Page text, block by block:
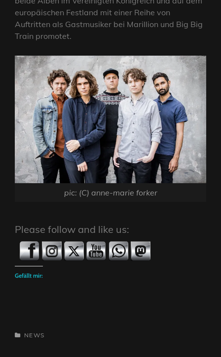
europäischen Festland mit einer Reihe von
Auftritten als Gastmusiker bei Marillion und Big Big
Train promotet.
pic: (C) anne-marie forker
Please follow and like us:
Gefällt mir:
CATEGORIES
NEWS